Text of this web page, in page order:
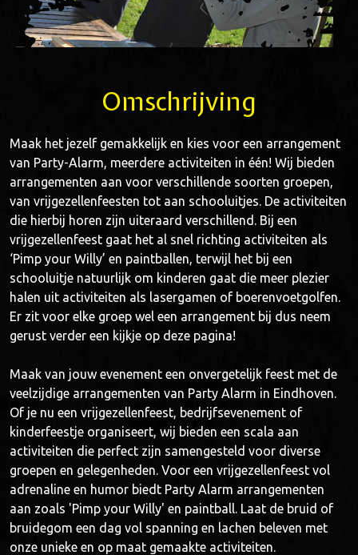
Omschrijving
Maak het jezelf gemakkelijk en kies voor een arrangement
van Party-Alarm, meerdere activiteiten in één! Wij bieden
arrangementen aan voor verschillende soorten groepen,
van vrijgezellenfeesten tot aan schooluitjes. De activiteiten
die hierbij horen zijn uiteraard verschillend. Bij een
vrijgezellenfeest gaat het al snel richting activiteiten als
‘Pimp your Willy’ en paintballen, terwijl het bij een
schooluitje natuurlijk om kinderen gaat die meer plezier
halen uit activiteiten als lasergamen of boerenvoetgolfen.
Er zit voor elke groep wel een arrangement bij dus neem
gerust verder een kijkje op deze pagina!
Maak van jouw evenement een onvergetelijk feest met de
veelzijdige arrangementen van Party Alarm in Eindhoven.
Of je nu een vrijgezellenfeest, bedrijfsevenement of
kinderfeestje organiseert, wij bieden een scala aan
activiteiten die perfect zijn samengesteld voor diverse
groepen en gelegenheden. Voor een vrijgezellenfeest vol
adrenaline en humor biedt Party Alarm arrangementen
aan zoals 'Pimp your Willy' en paintball. Laat de bruid of
bruidegom een dag vol spanning en lachen beleven met
onze unieke en op maat gemaakte activiteiten.